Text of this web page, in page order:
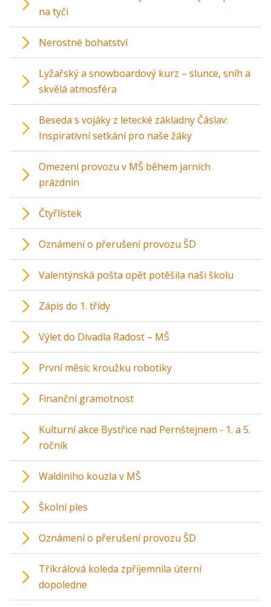
na tyči
Nerostné bohatství
Lyžařský a snowboardový kurz – slunce, sníh a
skvělá atmosféra
Beseda s vojáky z letecké základny Čáslav:
Inspirativní setkání pro naše žáky
Omezení provozu v MŠ během jarních
prázdnin
Čtyřlístek
Oznámení o přerušení provozu ŠD
Valentýnská pošta opět potěšila naši školu
Zápis do 1. třídy
Výlet do Divadla Radost – MŠ
První měsíc kroužku robotiky
Finanční gramotnost
Kulturní akce Bystřice nad Pernštejnem - 1. a 5.
ročník
Waldiniho kouzla v MŠ
Školní ples
Oznámení o přerušení provozu ŠD
Tříkrálová koleda zpříjemnila úterní
dopoledne